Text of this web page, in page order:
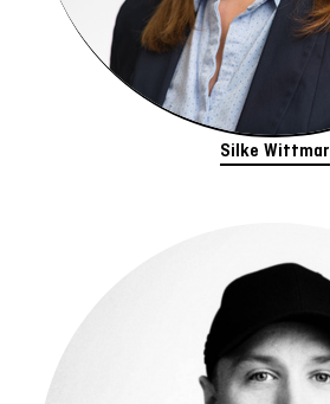
Silke Wittmar